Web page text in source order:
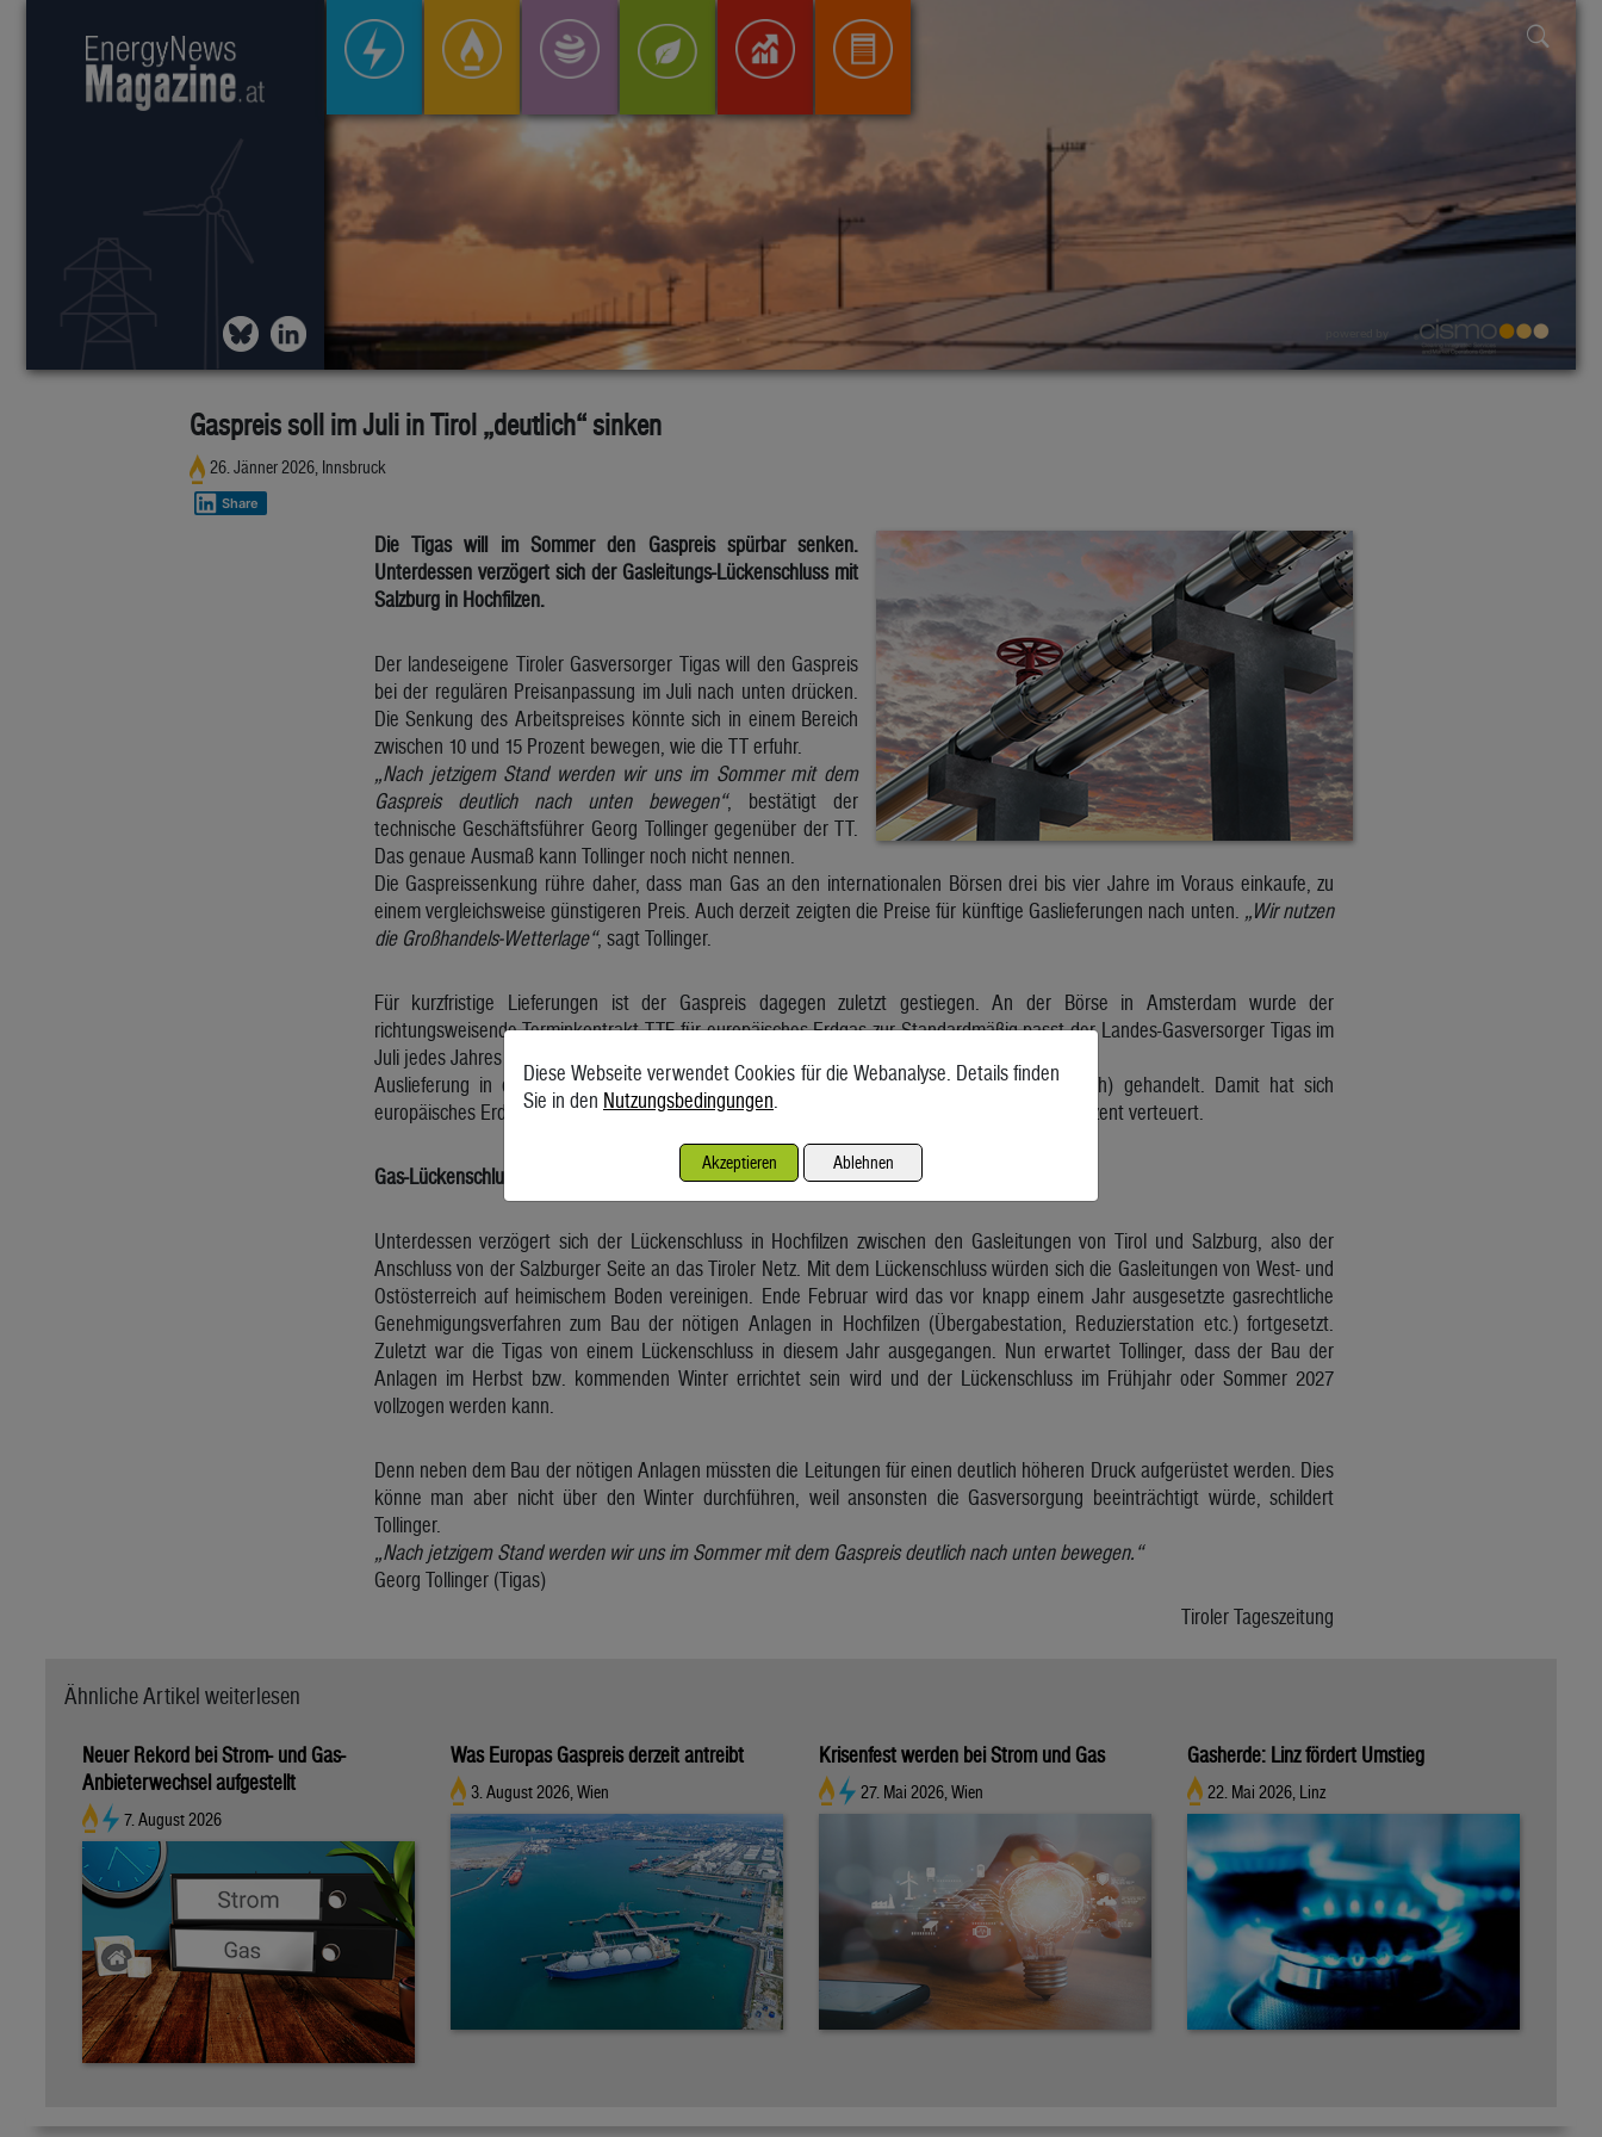
Gaspreis soll im Juli in Tirol „deutlich“ sinken
26. Jänner 2026, Innsbruck
Share
Die Tigas will im Sommer den Gaspreis spürbar senken.
Unterdessen verzögert sich der Gasleitungs-Lückenschluss mit
Salzburg in Hochfilzen.
Der landeseigene Tiroler Gasversorger Tigas will den Gaspreis
bei der regulären Preisanpassung im Juli nach unten drücken.
Die Senkung des Arbeitspreises könnte sich in einem Bereich
zwischen 10 und 15 Prozent bewegen, wie die TT erfuhr.
„Nach jetzigem Stand werden wir uns im Sommer mit dem
Gaspreis deutlich nach unten bewegen“, bestätigt der
technische Geschäftsführer Georg Tollinger gegenüber der TT.
Das genaue Ausmaß kann Tollinger noch nicht nennen.
Die Gaspreissenkung rühre daher, dass man Gas an den internationalen Börsen drei bis vier Jahre im Voraus einkaufe, zu
einem vergleichsweise günstigeren Preis. Auch derzeit zeigten die Preise für künftige Gaslieferungen nach unten. „Wir nutzen
die Großhandels-Wetterlage“, sagt Tollinger.
Für kurzfristige Lieferungen ist der Gaspreis dagegen zuletzt gestiegen. An der Börse in Amsterdam wurde der
richtungsweisende Terminkontrakt TTF für europäisches Erdgas zur Standardmäßig passt der Landes-Gasversorger Tigas im
Juli jedes Jahres seinen Gaspreis an: Diesen Sommer sollte die Preiskurve nach unten zeigen.
Auslieferung in einem Monat zum Preis von mehr als 40 Euro je Megawattstunde (MWh) gehandelt. Damit hat sich
europäisches Erdgas zur kurzfristigen Lieferung in den letzten beiden Wochen um etwa 40 Prozent verteuert.
Gas-Lückenschluss erst 2027
Unterdessen verzögert sich der Lückenschluss in Hochfilzen zwischen den Gasleitungen von Tirol und Salzburg, also der
Anschluss von der Salzburger Seite an das Tiroler Netz. Mit dem Lückenschluss würden sich die Gasleitungen von West- und
Ostösterreich auf heimischem Boden vereinigen. Ende Februar wird das vor knapp einem Jahr ausgesetzte gasrechtliche
Genehmigungsverfahren zum Bau der nötigen Anlagen in Hochfilzen (Übergabestation, Reduzierstation etc.) fortgesetzt.
Zuletzt war die Tigas von einem Lückenschluss in diesem Jahr ausgegangen. Nun erwartet Tollinger, dass der Bau der
Anlagen im Herbst bzw. kommenden Winter errichtet sein wird und der Lückenschluss im Frühjahr oder Sommer 2027
vollzogen werden kann.
Denn neben dem Bau der nötigen Anlagen müssten die Leitungen für einen deutlich höheren Druck aufgerüstet werden. Dies
könne man aber nicht über den Winter durchführen, weil ansonsten die Gasversorgung beeinträchtigt würde, schildert
Tollinger.
„Nach jetzigem Stand werden wir uns im Sommer mit dem Gaspreis deutlich nach unten bewegen.“
Georg Tollinger (Tigas)
Tiroler Tageszeitung
Ähnliche Artikel weiterlesen
Neuer Rekord bei Strom- und Gas-
Anbieterwechsel aufgestellt
7. August 2026
Was Europas Gaspreis derzeit antreibt
3. August 2026, Wien
Krisenfest werden bei Strom und Gas
27. Mai 2026, Wien
Gasherde: Linz fördert Umstieg
22. Mai 2026, Linz
Diese Webseite verwendet Cookies für die Webanalyse. Details finden
Sie in den Nutzungsbedingungen
Akzeptieren Ablehnen